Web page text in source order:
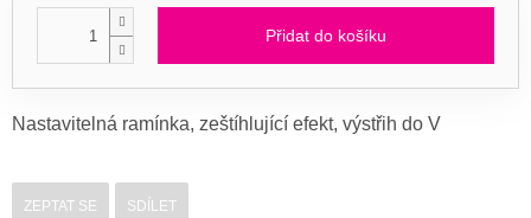
Přidat do košíku
Nastavitelná ramínka, zeštíhlující efekt, výstřih do V
ZEPTAT SE SDÍLET